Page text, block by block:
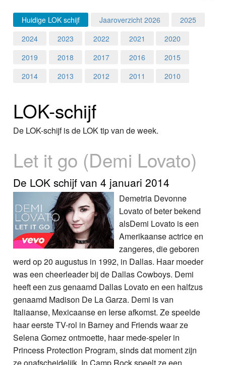
Login
Home
Programma's
Nieuws
Foto's
Video
Webcam
Info
Huidige LOK schijf Jaaroverzicht 2026
2025
2024
2023 2022 2021
2020
2019
2018 2017 2016
2015
2014
2013 2012 2011 2010
LOK-schijf
De LOK-schijf is de LOK tip van de week.
Let it go (Demi Lovato)
De LOK schijf van 4 januari 2014
Demetria Devonne
Lovato of beter bekend
alsDemi Lovato is een
Amerikaanse actrice en
zangeres, die geboren
werd op 20 augustus in 1992, in Dallas. Haar moeder
was een cheerleader bij de Dallas Cowboys. Demi
heeft een zus genaamd Dallas Lovato en een halfzus
genaamd Madison De La Garza. Demi is van
Italiaanse, Mexicaanse en Ierse afkomst. Ze speelde
haar eerste TV-rol in Barney and Friends waar ze
Selena Gomez ontmoette, haar mede-speler in
Princess Protection Program, sinds dat moment zijn